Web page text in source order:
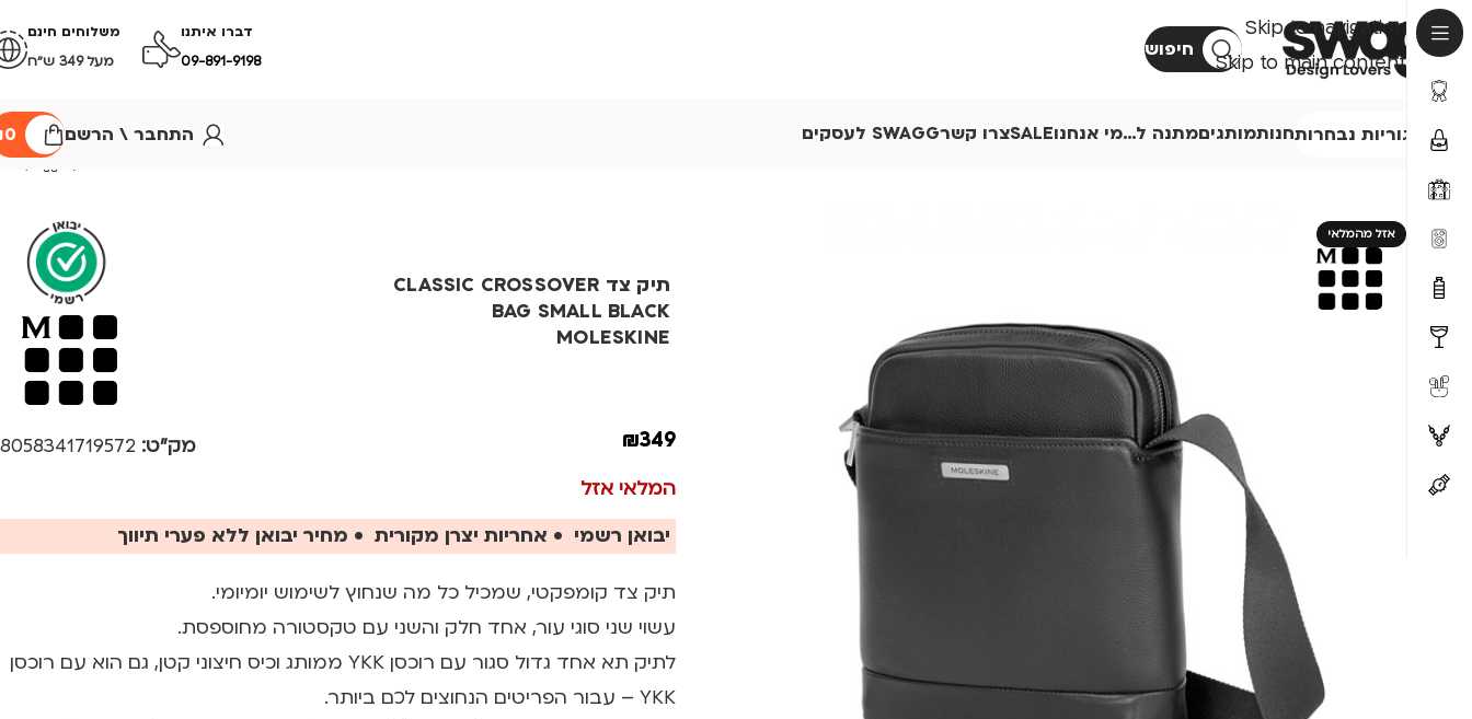
Skip to navigation
Skip to main content
חיפוש
דברו איתנו
09-891-9198
משלוחים חינם
מעל 349 ש״ח
קטגוריות נבחרותחנותמותגיםמתנה ל…מי אנחנוSALEצרו קשרSWAGG לעסקים התחבר \ הרשם 0
אזל מהמלאי
תיק צד CLASSIC CROSSOVER
BAG SMALL BLACK
MOLESKINE
₪349 מק"ט: 8058341719572
המלאי אזל
יבואן רשמי • אחריות יצרן מקורית • מחיר יבואן ללא פערי תיווך
תיק צד קומפקטי, שמכיל כל מה שנחוץ לשימוש יומיומי.
עשוי שני סוגי עור, אחד חלק והשני עם טקסטורה מחוספסת.
לתיק תא אחד גדול סגור עם רוכסן YKK ממותג וכיס חיצוני קטן, גם הוא עם רוכסן
YKK – עבור הפריטים הנחוצים לכם ביותר.